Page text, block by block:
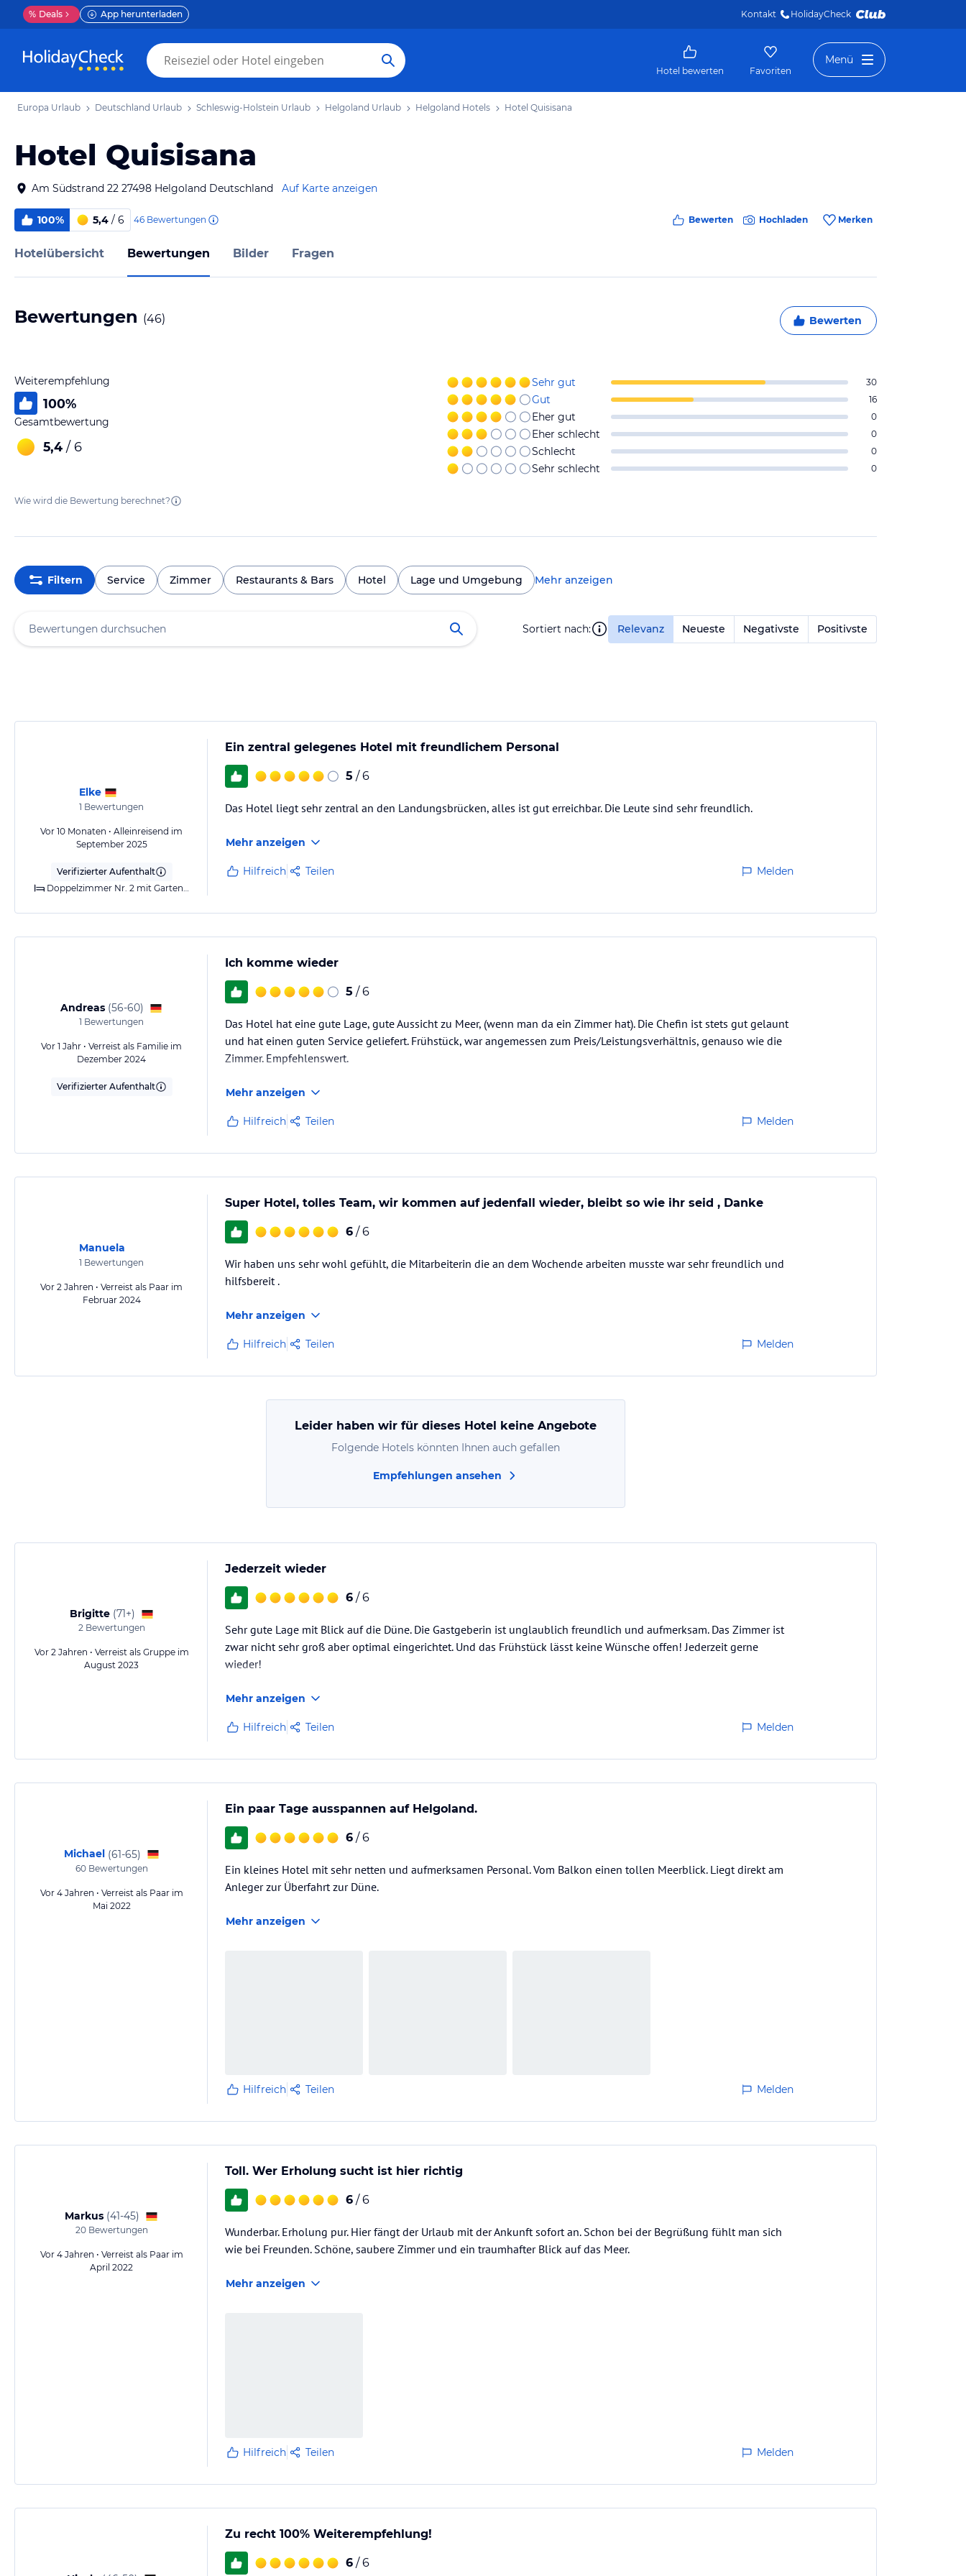
% Deals App herunterladen Kontakt HolidayCheck
Hotel bewerten Favoriten
Menü
Europa Urlaub Deutschland Urlaub Schleswig-Holstein Urlaub Helgoland Urlaub Helgoland Hotels Hotel Quisisana
Hotel Quisisana
Am Südstrand 22 27498 Helgoland Deutschland Auf Karte anzeigen
100% 5,4 / 6 46 Bewertungen Bewerten Hochladen Merken
Hotelübersicht Bewertungen Bilder Fragen
Bewertungen (46) Bewerten
Weiterempfehlung
100%
Gesamtbewertung
5,4 / 6
Sehr gut 30
Gut 16
Eher gut 0
Eher schlecht 0
Schlecht 0
Sehr schlecht 0
Wie wird die Bewertung berechnet?
Filtern Service Zimmer Restaurants & Bars Hotel Lage und Umgebung Mehr anzeigen
Sortiert nach: Relevanz Neueste Negativste Positivste
Elke
1 Bewertungen
Vor 10 Monaten • Alleinreisend im
September 2025
Verifizierter Aufenthalt
Doppelzimmer Nr. 2 mit Gartenblick
Ein zentral gelegenes Hotel mit freundlichem Personal
5 / 6
Das Hotel liegt sehr zentral an den Landungsbrücken, alles ist gut erreichbar. Die Leute sind sehr freundlich.
Mehr anzeigen
Hilfreich Teilen Melden
Andreas (56-60)
1 Bewertungen
Vor 1 Jahr • Verreist als Familie im
Dezember 2024
Verifizierter Aufenthalt
Ich komme wieder
5 / 6
Das Hotel hat eine gute Lage, gute Aussicht zu Meer, (wenn man da ein Zimmer hat). Die Chefin ist stets gut gelaunt
und hat einen guten Service geliefert. Frühstück, war angemessen zum Preis/Leistungsverhältnis, genauso wie die
Zimmer. Empfehlenswert.
Mehr anzeigen
Hilfreich Teilen Melden
Manuela
1 Bewertungen
Vor 2 Jahren • Verreist als Paar im
Februar 2024
Super Hotel, tolles Team, wir kommen auf jedenfall wieder, bleibt so wie ihr seid , Danke
6 / 6
Wir haben uns sehr wohl gefühlt, die Mitarbeiterin die an dem Wochende arbeiten musste war sehr freundlich und
hilfsbereit .
Mehr anzeigen
Hilfreich Teilen Melden
Leider haben wir für dieses Hotel keine Angebote
Folgende Hotels könnten Ihnen auch gefallen
Empfehlungen ansehen
Brigitte (71+)
2Bewertungen
Vor 2 Jahren • Verreist als Gruppe im
August 2023
Jederzeit wieder
6 / 6
Sehr gute Lage mit Blick auf die Düne. Die Gastgeberin ist unglaublich freundlich und aufmerksam. Das Zimmer ist
zwar nicht sehr groß aber optimal eingerichtet. Und das Frühstück lässt keine Wünsche offen! Jederzeit gerne
wieder!
Mehr anzeigen
Hilfreich Teilen Melden
Michael (61-65)
60Bewertungen
Vor 4 Jahren • Verreist als Paar im
Mai 2022
Ein paar Tage ausspannen auf Helgoland.
6 / 6
Ein kleines Hotel mit sehr netten und aufmerksamen Personal. Vom Balkon einen tollen Meerblick. Liegt direkt am
Anleger zur Überfahrt zur Düne.
Mehr anzeigen
Hilfreich Teilen Melden
Markus (41-45)
20Bewertungen
Vor 4 Jahren • Verreist als Paar im
April 2022
Toll. Wer Erholung sucht ist hier richtig
6 / 6
Wunderbar. Erholung pur. Hier fängt der Urlaub mit der Ankunft sofort an. Schon bei der Begrüßung fühlt man sich
wie bei Freunden. Schöne, saubere Zimmer und ein traumhafter Blick auf das Meer.
Mehr anzeigen
Hilfreich Teilen Melden
Zu recht 100% Weiterempfehlung!
6 / 6